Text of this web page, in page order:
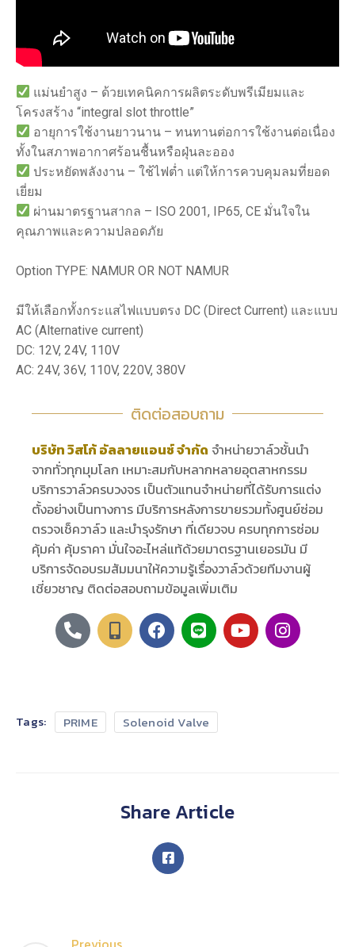
แม่นยำสูง – ด้วยเทคนิคการผลิตระดับพรีเมียมและ
โครงสร้าง “integral slot throttle”
อายุการใช้งานยาวนาน – ทนทานต่อการใช้งานต่อเนื่อง
ทั้งในสภาพอากาศร้อนชื้นหรือฝุ่นละออง
ประหยัดพลังงาน – ใช้ไฟต่ำ แต่ให้การควบคุมลมที่ยอด
เยี่ยม
ผ่านมาตรฐานสากล – ISO 2001, IP65, CE มั่นใจใน
คุณภาพและความปลอดภัย
Option TYPE: NAMUR OR NOT NAMUR
มีให้เลือกทั้งกระแสไฟแบบตรง DC (Direct Current) และแบบ
AC (Alternative current)
DC: 12V, 24V, 110V
AC: 24V, 36V, 110V, 220V, 380V
ติดต่อสอบถาม
บริษัท วิสโก้ อัลลายแอนซ์ จำกัด จำหน่ายวาล์วชั้นนำ
จากทั่วทุกมุมโลก เหมาะสมกับหลากหลายอุตสาหกรรม
บริการวาล์วครบวงจร เป็นตัวแทนจำหน่ายที่ได้รับการแต่ง
ตั้งอย่างเป็นทางการ มีบริการหลังการขายรวมทั้งศูนย์ซ่อม
ตรวจเช็ควาล์ว และบำรุงรักษา ที่เดียวจบ ครบทุกการซ่อม
คุ้มค่า คุ้มราคา มั่นใจอะไหล่แท้ด้วยมาตรฐานเยอรมัน มี
บริการจัดอบรมสัมมนาให้ความรู้เรื่องวาล์วด้วยทีมงานผู้
เชี่ยวชาญ ติดต่อสอบถามข้อมูลเพิ่มเติม
Tags: PRIME Solenoid Valve
Share Article